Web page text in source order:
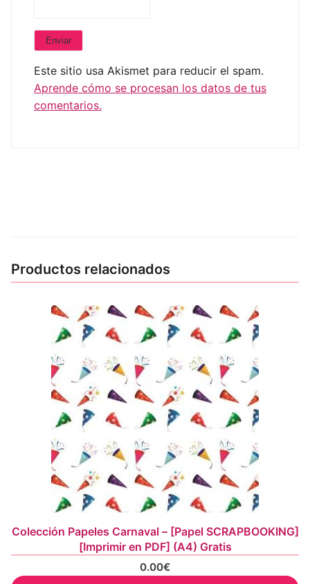
Este sitio usa Akismet para reducir el spam.
Aprende cómo se procesan los datos de tus
comentarios.
Productos relacionados
Colección Papeles Carnaval – [Papel SCRAPBOOKING]
[Imprimir en PDF] (A4) Gratis
0.00€